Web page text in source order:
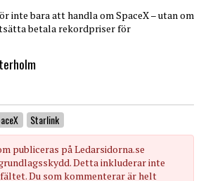
inte bara att handla om SpaceX – utan om
betala rekordpriser för
Starlink
publiceras på Ledarsidorna.se
Detta inkluderar inte
Du som kommenterar är helt